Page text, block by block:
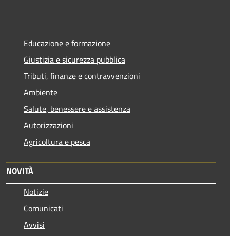
Educazione e formazione
Giustizia e sicurezza pubblica
Tributi, finanze e contravvenzioni
Ambiente
Salute, benessere e assistenza
Autorizzazioni
Agricoltura e pesca
NOVITÀ
Notizie
Comunicati
Avvisi